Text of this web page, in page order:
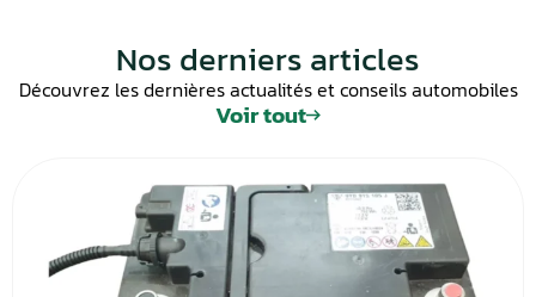
Nos derniers articles
Découvrez les dernières actualités et conseils automobiles
Voir tout